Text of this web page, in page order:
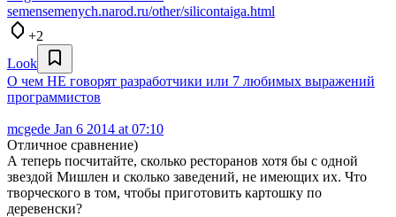
semensemenych.narod.ru/other/silicontaiga.html
+2
Look
О чем НЕ говорят разработчики или 7 любимых выражений
программистов
mcgede Jan 6 2014 at 07:10
Отличное сравнение)
А теперь посчитайте, сколько ресторанов хотя бы с одной
звездой Мишлен и сколько заведений, не имеющих их. Что
творческого в том, чтобы приготовить картошку по
деревенски?